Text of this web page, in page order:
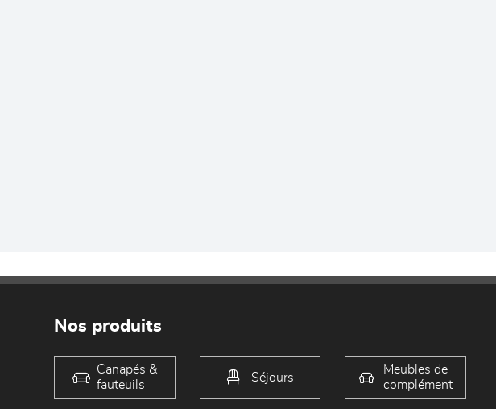
Nos produits
Canapés &
fauteuils
Séjours
Meubles de
complément